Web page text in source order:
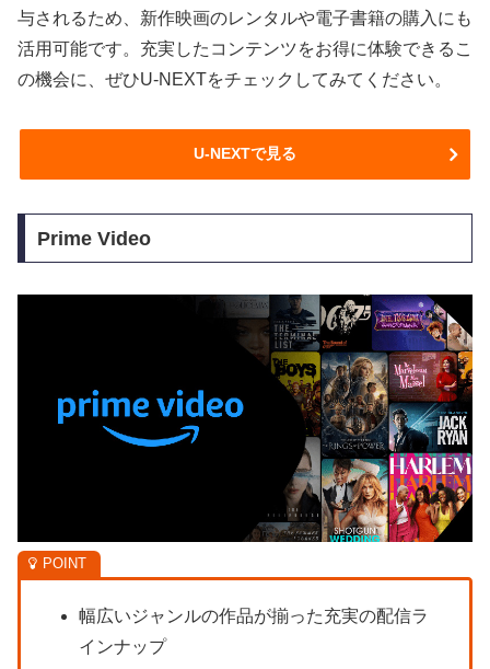
与されるため、新作映画のレンタルや電子書籍の購入にも
活用可能です。充実したコンテンツをお得に体験できるこ
の機会に、ぜひU-NEXTをチェックしてみてください。
U-NEXTで見る
Prime Video
幅広いジャンルの作品が揃った充実の配信ラ
インナップ